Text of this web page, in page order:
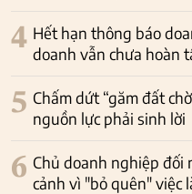
4 Hết hạn thông báo
doanh vẫn chưa hoàn
5 Chấm dứt “găm đất
nguồn lực phải sinh lời
6 Chủ doanh nghiệp đối
cảnh vì "bỏ quên" việc